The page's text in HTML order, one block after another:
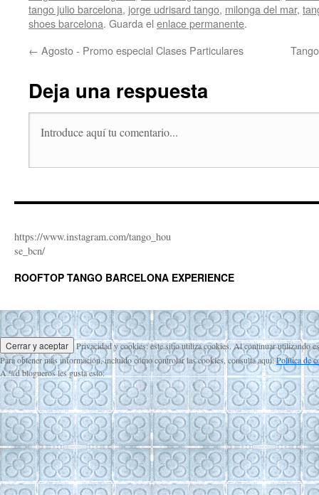
tango julio barcelona, jorge udrisard tango, milonga del mar,
shoes barcelona. Guarda el enlace permanente.
← Agosto - Promo especial Clases Particulares
Deja una respuesta
https://www.instagram.com/tango_hou
se_bcn/
ROOFTOP TANGO BARCELONA EXPERIENCE
Privacidad y cookies: este sitio utiliza cookies. Al continuar utilizando
Para obtener más información, incluido cómo controlar las cookies, consulta aquí:Política de
A%dblogueros les gusta esto: